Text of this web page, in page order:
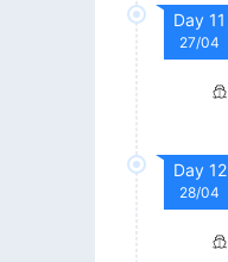
Day 11
27/04
Day 12
28/04